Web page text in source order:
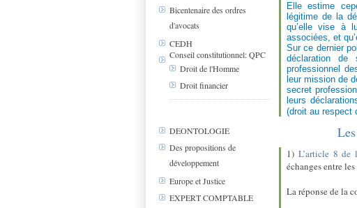
Bicentenaire des ordres
d'avocats
CEDH
Conseil constitutionnel: QPC
Droit de l'Homme
Droit financier
DEONTOLOGIE
Des propositions de
développement
Europe et Justice
EXPERT COMPTABLE
Elle estime
légitime de la
qu’elle vise à
associées, et
Sur ce dernier
déclaration de
professionnel
leur mission de
secret
leurs
(droit au respect
1) L’article 8 de
échanges entre
La réponse de la